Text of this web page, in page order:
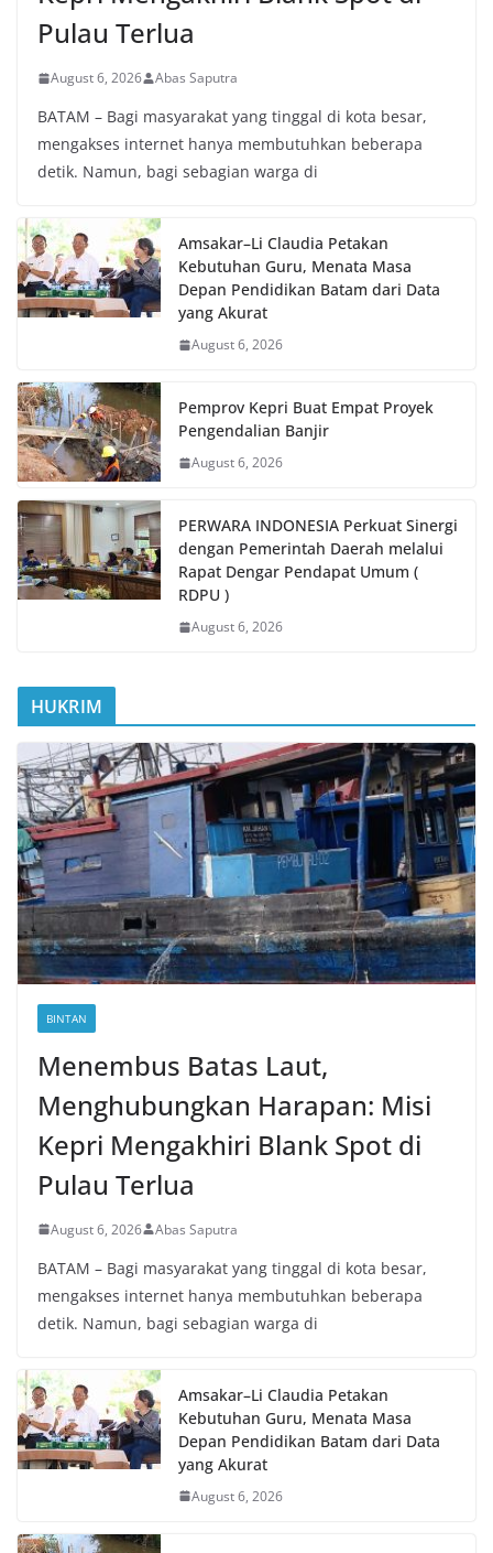
Pulau Terlua
August 6, 2026 Abas Saputra
BATAM – Bagi masyarakat yang tinggal di kota besar,
mengakses internet hanya membutuhkan beberapa
detik. Namun, bagi sebagian warga di
Amsakar–Li Claudia Petakan
Kebutuhan Guru, Menata Masa
Depan Pendidikan Batam dari Data
yang Akurat
August 6, 2026
Pemprov Kepri Buat Empat Proyek
Pengendalian Banjir
August 6, 2026
PERWARA INDONESIA Perkuat Sinergi
dengan Pemerintah Daerah melalui
Rapat Dengar Pendapat Umum (
RDPU )
August 6, 2026
HUKRIM
BINTAN
Menembus Batas Laut,
Menghubungkan Harapan: Misi
Kepri Mengakhiri Blank Spot di
Pulau Terlua
August 6, 2026 Abas Saputra
BATAM – Bagi masyarakat yang tinggal di kota besar,
mengakses internet hanya membutuhkan beberapa
detik. Namun, bagi sebagian warga di
Amsakar–Li Claudia Petakan
Kebutuhan Guru, Menata Masa
Depan Pendidikan Batam dari Data
yang Akurat
August 6, 2026